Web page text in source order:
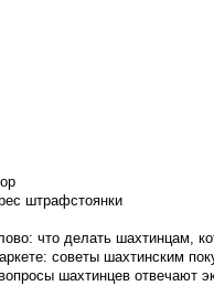
штрафстоянки
что делать шахтинцам,
советы шахтинским
шахтинцев отвечают